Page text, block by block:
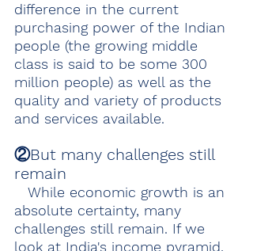
difference in the current
purchasing power of the Indian
people (the growing middle
class is said to be some 300
million people) as well as the
quality and variety of products
and services available.
②But many challenges still
remain
While economic growth is an
absolute certainty, many
challenges still remain. If we
look at India's income pyramid,